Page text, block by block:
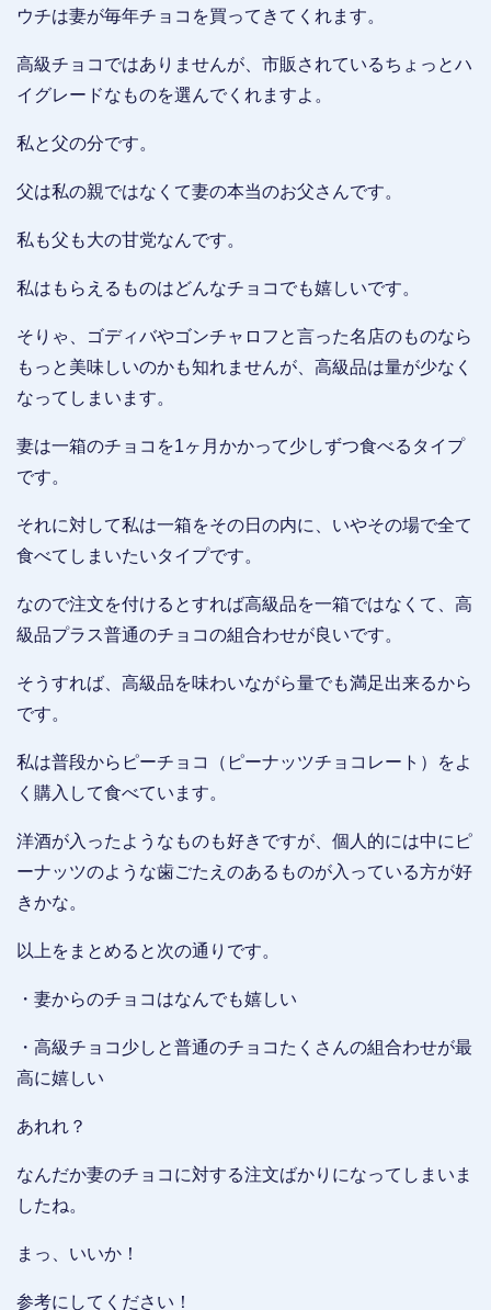
ウチは妻が毎年チョコを買ってきてくれます。
高級チョコではありませんが、市販されているちょっとハ
イグレードなものを選んでくれますよ。
私と父の分です。
父は私の親ではなくて妻の本当のお父さんです。
私も父も大の甘党なんです。
私はもらえるものはどんなチョコでも嬉しいです。
そりゃ、ゴディバやゴンチャロフと言った名店のものなら
もっと美味しいのかも知れませんが、高級品は量が少なく
なってしまいます。
妻は一箱のチョコを1ヶ月かかって少しずつ食べるタイプ
です。
それに対して私は一箱をその日の内に、いやその場で全て
食べてしまいたいタイプです。
なので注文を付けるとすれば高級品を一箱ではなくて、高
級品プラス普通のチョコの組合わせが良いです。
そうすれば、高級品を味わいながら量でも満足出来るから
です。
私は普段からピーチョコ（ピーナッツチョコレート）をよ
く購入して食べています。
洋酒が入ったようなものも好きですが、個人的には中にピ
ーナッツのような歯ごたえのあるものが入っている方が好
きかな。
以上をまとめると次の通りです。
・妻からのチョコはなんでも嬉しい
・高級チョコ少しと普通のチョコたくさんの組合わせが最
高に嬉しい
あれれ？
なんだか妻のチョコに対する注文ばかりになってしまいま
したね。
まっ、いいか！
参考にしてください！